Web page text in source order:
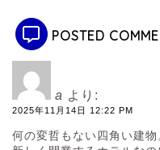
POSTED
a より:
2025年11月14日 12:22 PM
何の変哲もない四角い建物